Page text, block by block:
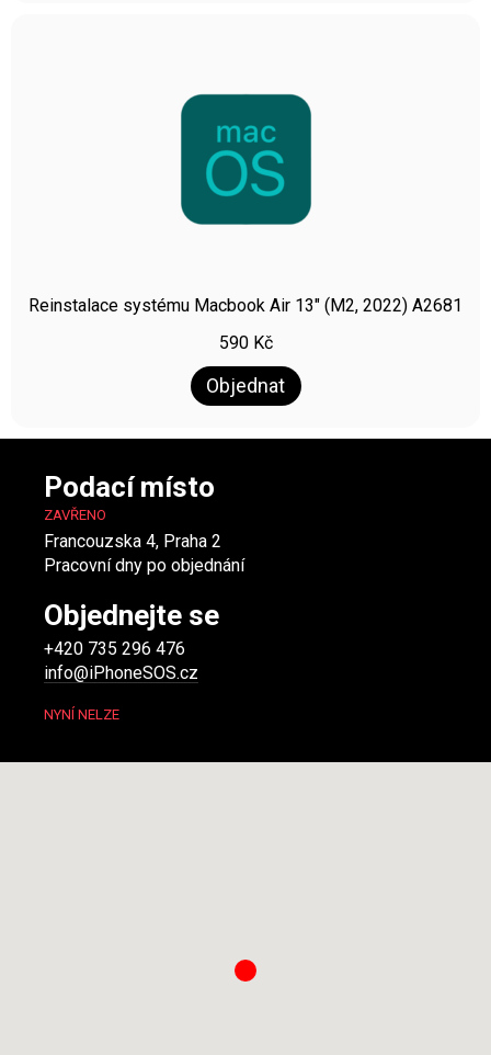
Reinstalace systému Macbook Air 13″ (M2, 2022) A2681
590 Kč
Objednat
Podací místo
ZAVŘENO
Francouzska 4, Praha 2
Pracovní dny po objednání
Objednejte se
+420 735 296 476
info@iPhoneSOS.cz
NYNÍ NELZE